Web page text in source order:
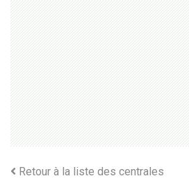
Retour à la liste des centrales